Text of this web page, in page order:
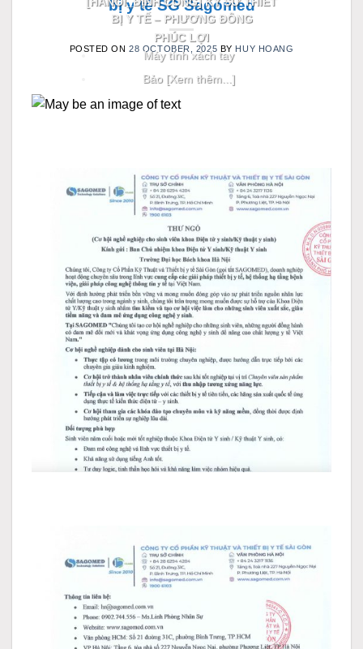
BỊ Y TẾ – PHƯƠNG ĐÔNG
PHÚC LỢI
Máy tính xách tay
Bảo [Xem thêm...]
bị y tế SG Sagomed
POSTED ON28 OCTOBER, 2025 BY HUY HOANG